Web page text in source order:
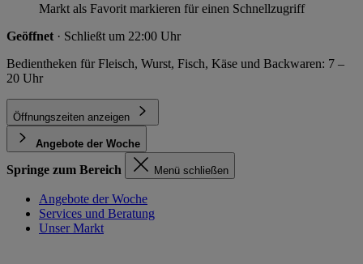
Markt als Favorit markieren für einen Schnellzugriff
Geöffnet · Schließt um 22:00 Uhr
Bedientheken für Fleisch, Wurst, Fisch, Käse und Backwaren: 7 –
20 Uhr
Öffnungszeiten anzeigen
Angebote der Woche
Springe zum Bereich Menü schließen
Angebote der Woche
Services und Beratung
Unser Markt